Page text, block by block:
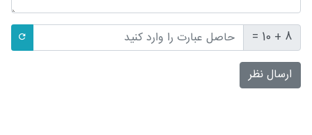
8 + 10 =
ارسال نظر